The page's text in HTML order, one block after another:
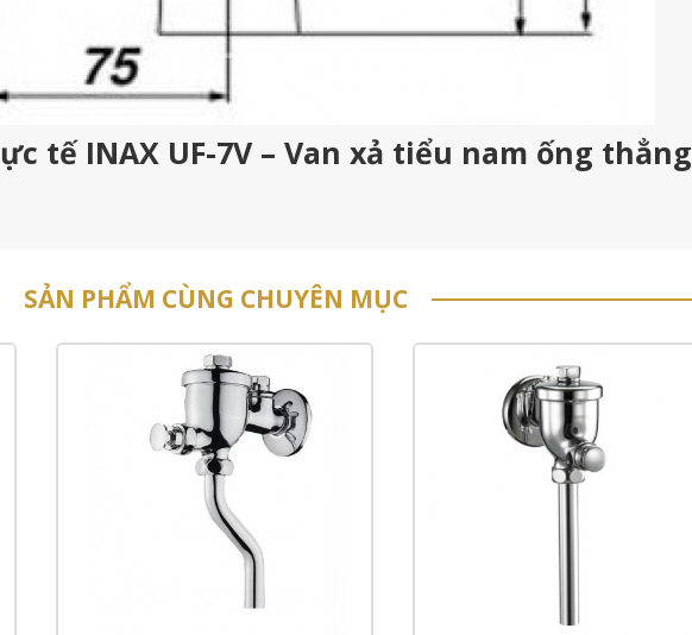
tế INAX UF-7V – Van xả tiểu nam ống thẳng
SẢN PHẨM CÙNG CHUYÊN MỤC